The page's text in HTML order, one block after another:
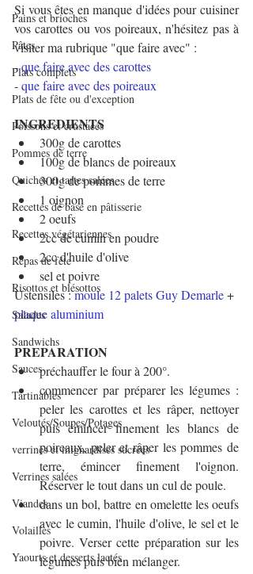
Pains et brioches
Pâtes
Plats complets
Plats de fête ou d'exception
Poissons et crustacés
Pommes de terre
Quiches et tartes salées
Recettes de base en pâtisserie
Recettes végétariennes
Repas de fête
Risottos et blésottos
Salades
Sandwichs
Sauces
Tartinables
Veloutés/Soupes/Potages
verrines et mignardises sucrées
Verrines salées
Viandes
Volailles
Yaourts et desserts lactés
Si vous êtes en manque d'idées pour cuisiner
vos carottes ou vos poireaux, n'hésitez pas à
visiter ma rubrique "que faire avec" :
- que faire avec des carottes
- que faire avec des poireaux
INGREDIENTS
300g de carottes
100g de blancs de poireaux
300g de pommes de terre
1 oignon
2 oeufs
2cc de cumin en poudre
2cc d'huile d'olive
sel et poivre
Ustensiles : moule 12 palets Guy Demarle +
plaque aluminium
PREPARATION
préchauffer le four à 200°.
commencer par préparer les légumes :
peler les carottes et les râper, nettoyer
puis émincer finement les blancs de
poireaux, peler et râper les pommes de
terre, émincer finement l'oignon.
Réserver le tout dans un cul de poule.
dans un bol, battre en omelette les oeufs
avec le cumin, l'huile d'olive, le sel et le
poivre. Verser cette préparation sur les
légumes puis bien mélanger.